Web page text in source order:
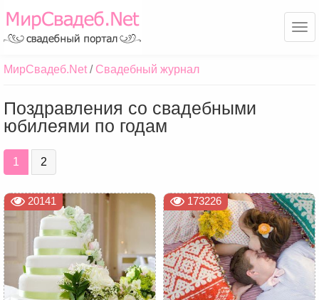
МирСвадеб.Net Свадебный журнал
Поздравления со свадебными
юбилеями по годам
1 2
20141 173226